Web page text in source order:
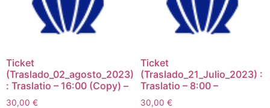
Ticket
(Traslado_02_agosto_2023)
: Traslatio – 16:00 (Copy) –
30,00 €
Ticket
(Traslado_21_Julio_2023) :
Traslatio – 8:00 –
30,00 €